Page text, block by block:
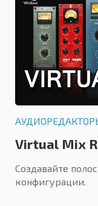
Virtual Mix
Создавайте
конфигурации.